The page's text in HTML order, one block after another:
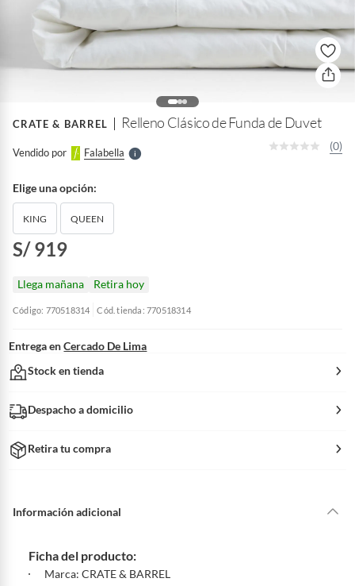
CRATE & BARREL Relleno Clásico de Funda de Duvet
Vendido por FalabellaS
l
l
n
o
(0)
Elige una opción:
KING QUEEN
S/ 919
Llega mañana Retira hoy
Código: 770518314 Cód. tienda: 770518314
Entrega en Cercado De Lima
Stock en tienda
Despacho a domicilio
Retira tu compra
Información adicional
Ficha del producto:
Marca: CRATE & BARREL